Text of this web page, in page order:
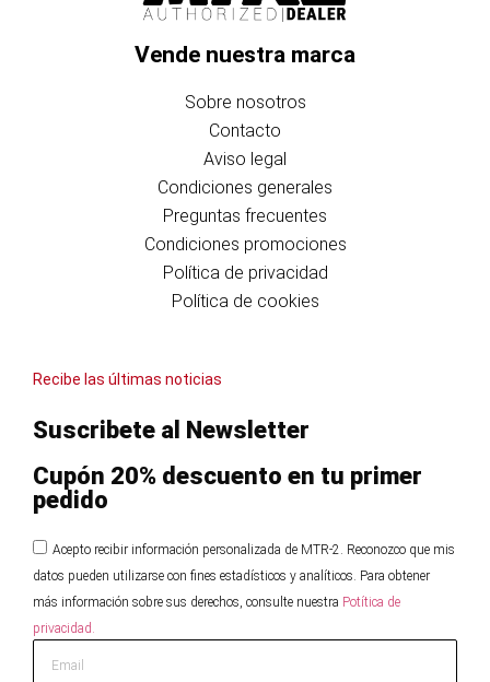
Vende nuestra marca
Sobre nosotros
Contacto
Aviso legal
Condiciones generales
Preguntas frecuentes
Condiciones promociones
Política de privacidad
Política de cookies
Recibe las últimas noticias
Suscribete al Newsletter
Cupón 20% descuento en tu primer
pedido
Acepto recibir información personalizada de MTR-2. Reconozco que mis
datos pueden utilizarse con fines estadísticos y analíticos. Para obtener
más información sobre sus derechos, consulte nuestra Potítica de
privacidad.